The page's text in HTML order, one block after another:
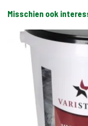
Misschien ook